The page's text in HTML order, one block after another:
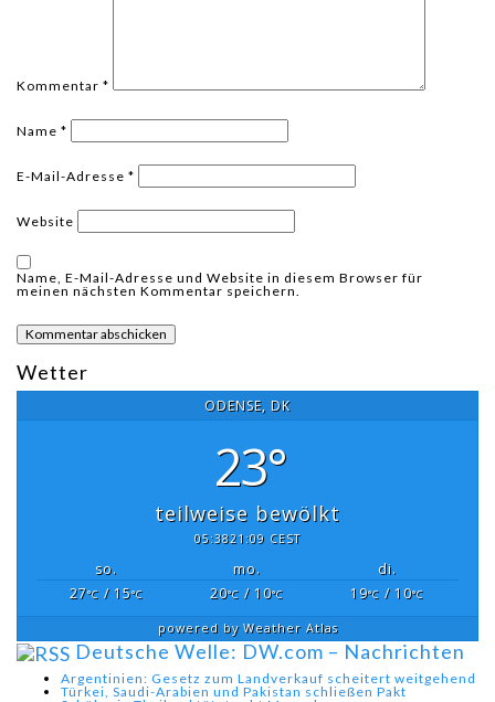
Kommentar *
Name *
E-Mail-Adresse *
Website
Name, E-Mail-Adresse und Website in diesem Browser für
meinen nächsten Kommentar speichern.
Wetter
ODENSE, DK
23°
teilweise bewölkt
05:3821:09 CEST
so. mo.
di.
27°C / 15°C 20°C / 10°C 19°C / 10°C
powered by Weather Atlas
Deutsche Welle: DW.com – Nachrichten
Argentinien: Gesetz zum Landverkauf scheitert weitgehend
Türkei, Saudi-Arabien und Pakistan schließen Pakt